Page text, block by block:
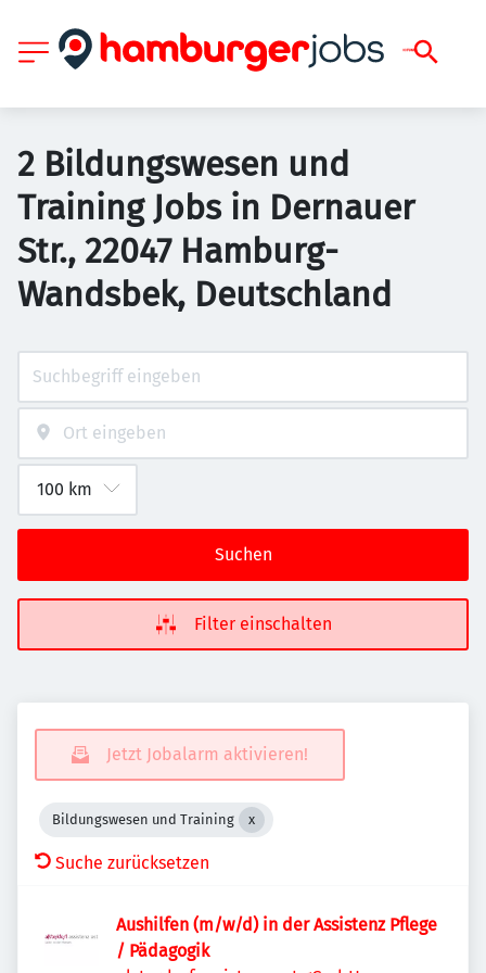
2 Bildungswesen und
Training Jobs in Dernauer
Str., 22047 Hamburg-
Wandsbek, Deutschland
Suchen
Filter einschalten
Jetzt Jobalarm aktivieren!
Bildungswesen und Training
Suche zurücksetzen
Aushilfen (m/w/d) in der Assistenz Pflege
/ Pädagogik